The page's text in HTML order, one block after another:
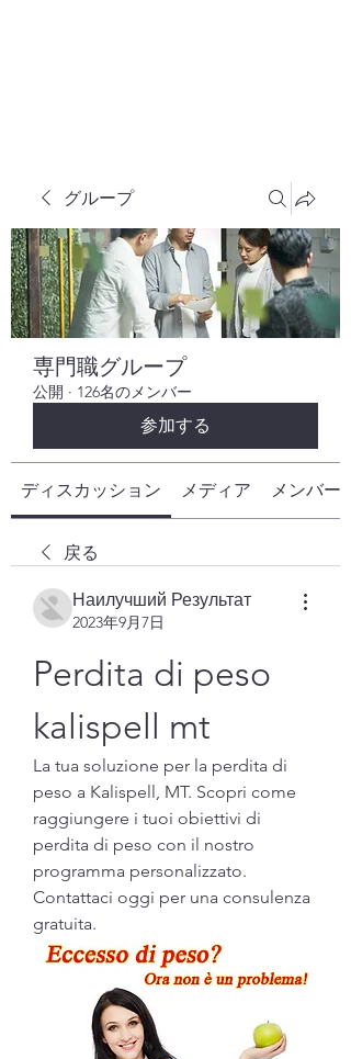
グループ
専門職グループ
公開 · 126名のメンバー
参加する
ディスカッション メディア メンバー
戻る
Наилучший Результат
2023年9月7日
Perdita di peso
kalispell mt
La tua soluzione per la perdita di
peso a Kalispell, MT. Scopri come
raggiungere i tuoi obiettivi di
perdita di peso con il nostro
programma personalizzato.
Contattaci oggi per una consulenza
gratuita.